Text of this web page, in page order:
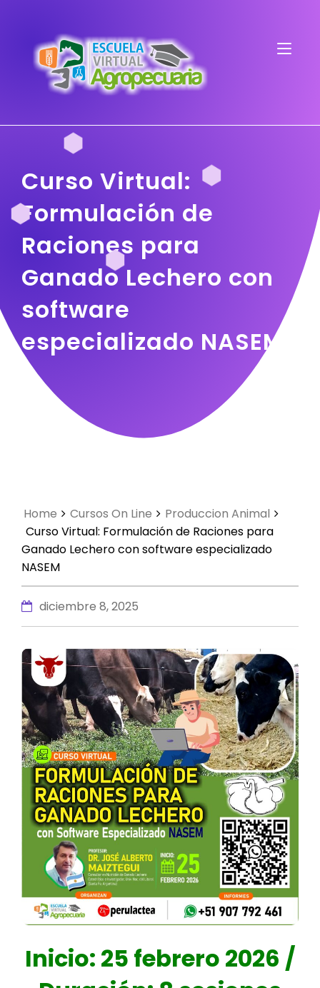
Curso Virtual:
Formulación de
Raciones para
Ganado Lechero con
software
especializado NASEM
Home Cursos On Line
Produccion Animal
Curso Virtual: Formulación de Raciones para
Ganado Lechero con software especializado
NASEM
diciembre 8, 2025
Inicio: 25 febrero 2026 /